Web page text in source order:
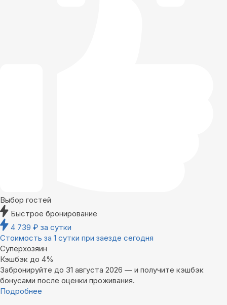
Выбор гостей
Быстрое бронирование
4 739 ₽ за сутки
Стоимость за 1 сутки при заезде сегодня
Суперхозяин
Кэшбэк до 4%
Забронируйте до 31 августа 2026 — и получите кэшбэк
бонусами после оценки проживания.
Подробнее